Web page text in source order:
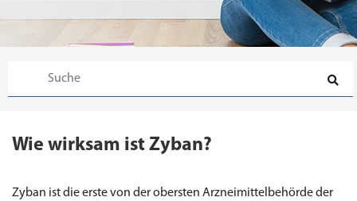
Wie wirksam ist Zyban?
Zyban ist die erste von der obersten Arzneimittelbehörde der